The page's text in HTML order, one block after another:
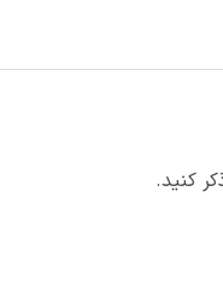
کنید.